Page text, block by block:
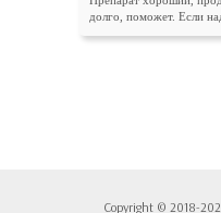
долго, поможет. Если
Copyright © 2018-